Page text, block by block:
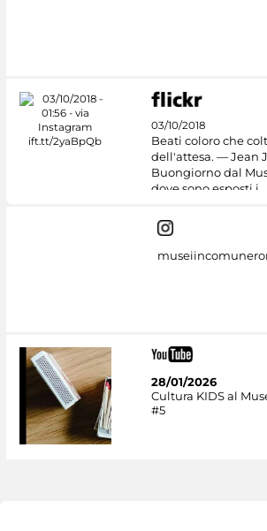
03/10/2018
Beati coloro che
dell'attesa. — Jean
Buongiorno dal
dove sono esposti i
28/01/2026
Cultura KIDS al
#5